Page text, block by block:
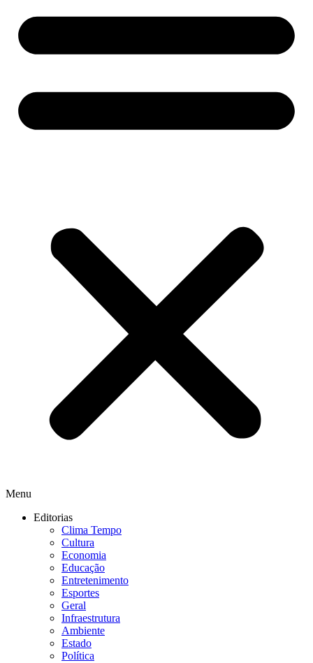
Menu
Editorias
Clima Tempo
Cultura
Economia
Educação
Entretenimento
Esportes
Geral
Infraestrutura
Ambiente
Estado
Política